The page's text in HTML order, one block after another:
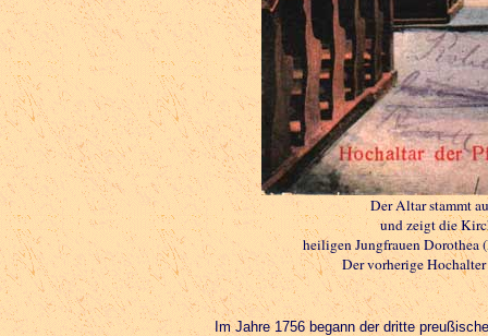
Der Altar stammt
und zeigt die
heiligen Jungfrauen
Der vorherige
Im Jahre 1756 begann der dritte